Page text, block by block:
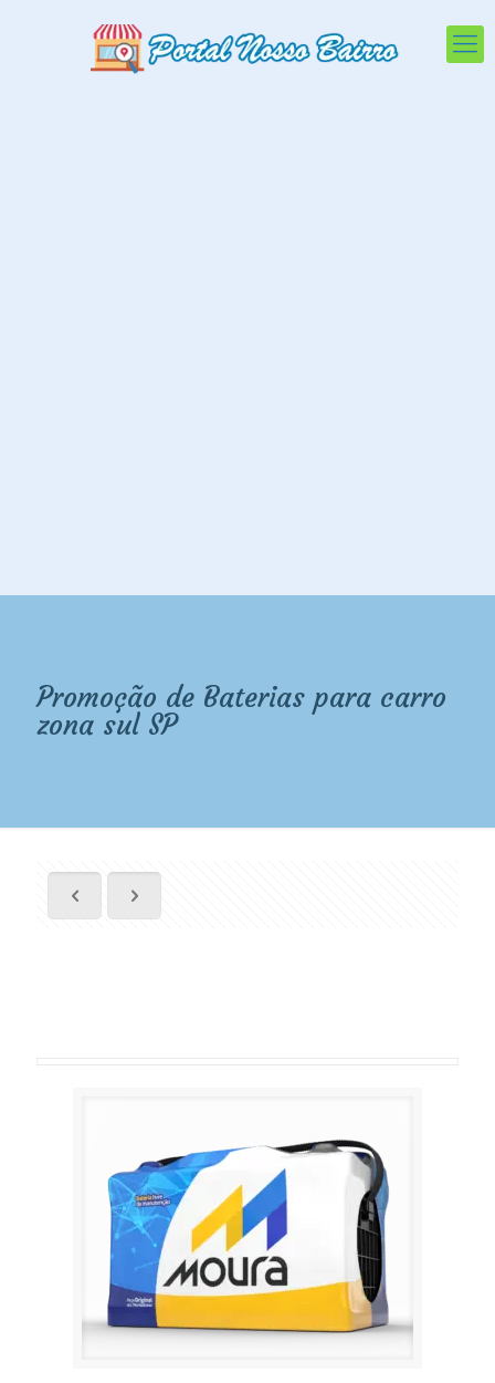
Promoção de Baterias para carro
zona sul SP